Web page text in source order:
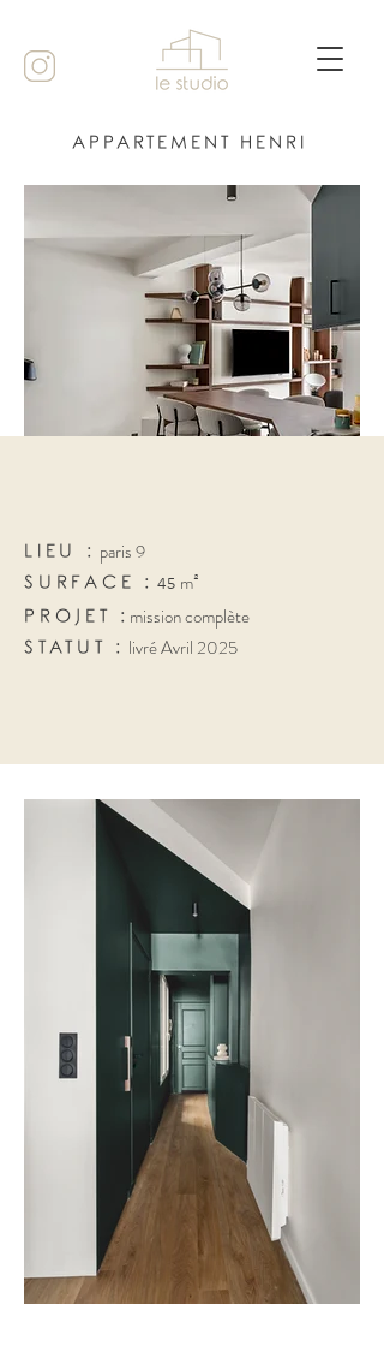
APPARTEMENT HENRI
LIEU : paris 9
SURFACE : 45 m²
PROJET : mission complète
STATUT : livré Avril 2025